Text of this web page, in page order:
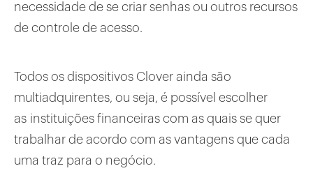
necessidade de se criar senhas ou outros recursos
de controle de acesso.
Todos os dispositivos Clover ainda são
multiadquirentes, ou seja, é possível escolher
as instituições financeiras com as quais se quer
trabalhar de acordo com as vantagens que cada
uma traz para o negócio.